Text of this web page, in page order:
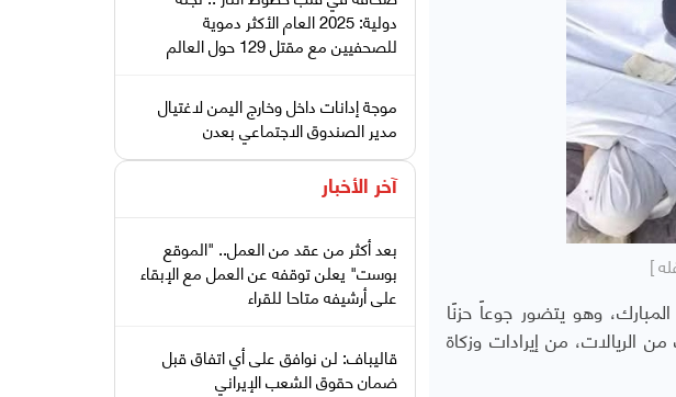
]
وهو يتضور جوعاً حزنًا
الريالات، من إيرادات وزكاة
دولية: 2025 العام الأكثر دموية
للصحفيين مع مقتل 129 حول العالم
موجة إدانات داخل وخارج اليمن لاغتيال
مدير الصندوق الاجتماعي بعدن
آخر الأخبار
بعد أكثر من عقد من العمل.. "الموقع
بوست" يعلن توقفه عن العمل مع الإبقاء
على أرشيفه متاحا للقراء
قاليباف: لن نوافق على أي اتفاق قبل
ضمان حقوق الشعب الإيراني